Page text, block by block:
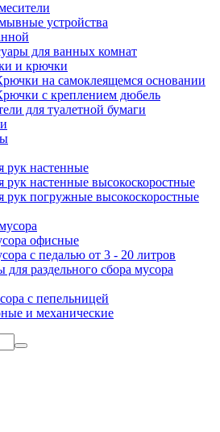
устройства
для ванных комнат
и крючки
на самоклеящемся основании
с креплением дюбель
для туалетной бумаги
рук настенные
настенные высокоскоростные
рук погружные высокоскоростные
офисные
с педалью от 3 - 20 литров
раздельного сбора мусора
с пепельницей
и механические